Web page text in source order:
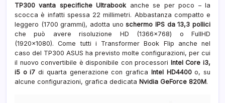
TP300 vanta specifiche Ultrabook anche se per poco – la
scocca è infatti spessa 22 millimetri. Abbastanza compatto e
leggero (1700 grammi), adotta unoschermo IPS da 13,3 pollici
che può avere risoluzione HD (1366×768) o FullHD
(1920×1080). Come tutti i Transformer Book Flip anche nel
caso del TP300 ASUS ha previsto molte configurazioni, per cui
il nuovo convertibile è disponibile con processori Intel Core i3,
i5 o i7 di quarta generazione con grafica Intel HD4400o, su
alcune configurazioni, grafica dedicata Nvidia GeForce 820M.